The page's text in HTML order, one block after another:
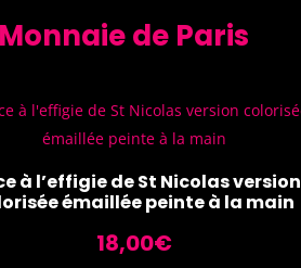
de Paris
à l’effigie de St Nicolas version
émaillée peinte à la main
18,00€